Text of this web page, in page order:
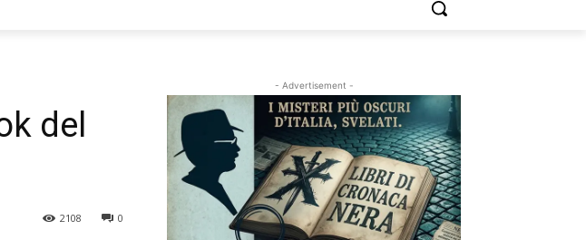
del
0
2108
- Advertisement -